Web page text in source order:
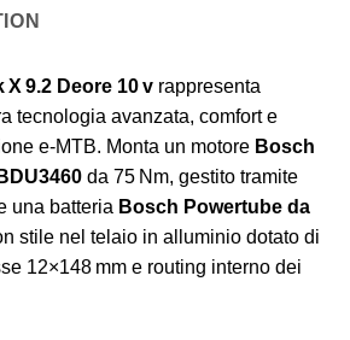
X 9.2 Deore 10 v rappresenta
tecnologia avanzata, comfort e
e‑MTB. Monta un motore Bosch
da 75 Nm, gestito tramite
una batteria Bosch Powertube da
stile nel telaio in alluminio dotato di
12×148 mm e routing interno dei